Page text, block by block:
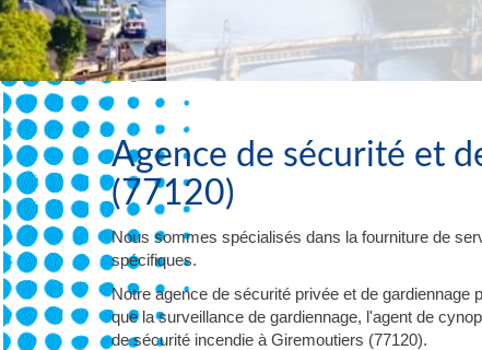
Agence de sécurité et
(77120)
Nous sommes spécialisés dans la fourniture de
spécifiques.
Notre agence de sécurité privée et de
que la surveillance de gardiennage, l'agent de
de sécurité incendie à Giremoutiers (77120).